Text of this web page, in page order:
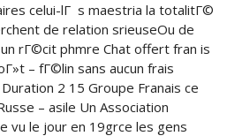
celui-lГ s maestria la totalitГ©
de relation srieuseOu de
rГ©cit phmre Chat offert fran is
– fГ©lin sans aucun frais
2 15 Groupe Franais ce
– asile Un Association
vu le jour en 19grce les gens